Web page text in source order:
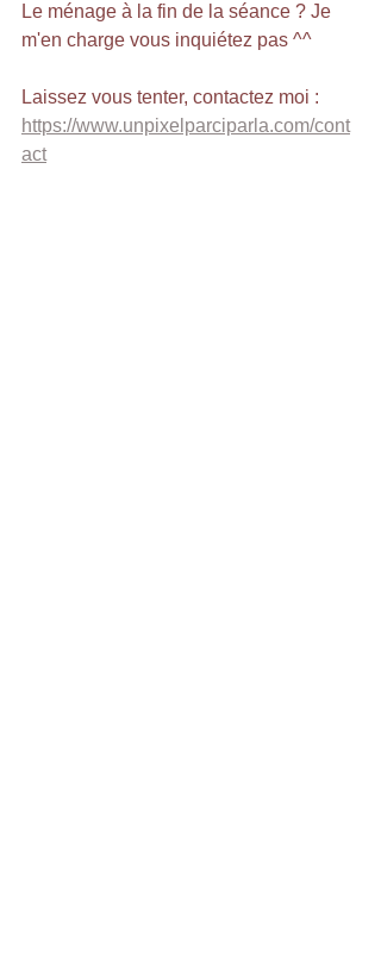
Le ménage à la fin de la séance ? Je
m'en charge vous inquiétez pas ^^
Laissez vous tenter, contactez moi :
https://www.unpixelparciparla.com/cont
act